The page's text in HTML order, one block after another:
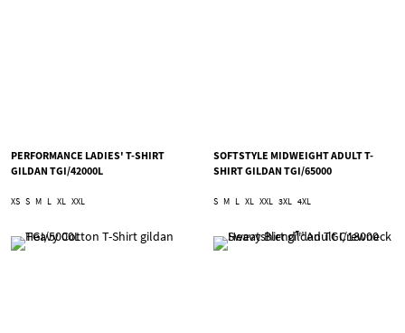
PERFORMANCE LADIES' T-SHIRT
GILDAN TGI/42000L
XS S M L XL XXL
SOFTSTYLE MIDWEIGHT ADULT T-
SHIRT GILDAN TGI/65000
S M L XL XXL 3XL 4XL